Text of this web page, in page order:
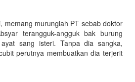
memang murunglah PT sebab doktor
terangguk-angguk bak burung
sang isteri. Tanpa dia sangka,
perutnya membuatkan dia terjerit